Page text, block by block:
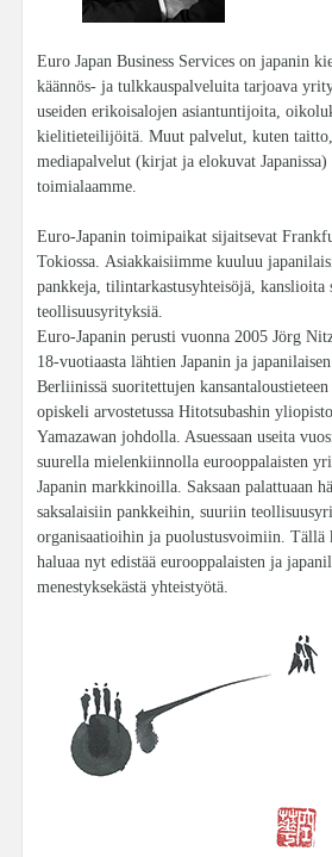
Euro Japan Business Services on japanin
käännös- ja tulkkauspalveluita tarjoava
useiden erikoisalojen asiantuntijoita,
kielitieteilijöitä. Muut palvelut, kuten
mediapalvelut (kirjat ja elokuvat Japanissa)
toimialaamme.
Euro-Japanin toimipaikat sijaitsevat
Tokiossa. Asiakkaisiimme kuuluu
pankkeja, tilintarkastusyhteisöjä, kanslioita
teollisuusyrityksiä.
Euro-Japanin perusti vuonna 2005 Jörg
18-vuotiaasta lähtien Japanin ja
Berliinissä suoritettujen
opiskeli arvostetussa Hitotsubashin
Yamazawan johdolla. Asuessaan useita
suurella mielenkiinnolla eurooppalaisten
Japanin markkinoilla. Saksaan palattuaan
saksalaisiin pankkeihin, suuriin
organisaatioihin ja puolustusvoimiin. Tällä
haluaa nyt edistää eurooppalaisten ja
menestyksekästä yhteistyötä.